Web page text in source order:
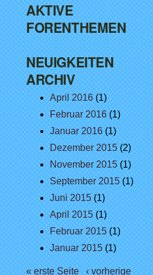
AKTIVE
FORENTHEMEN
NEUIGKEITEN
ARCHIV
April 2016(1)
Februar 2016(1)
Januar 2016(1)
Dezember 2015(2)
November 2015(1)
September 2015(1)
Juni 2015(1)
April 2015(1)
Februar 2015(1)
Januar 2015(1)
« erste Seite ‹ vorherige